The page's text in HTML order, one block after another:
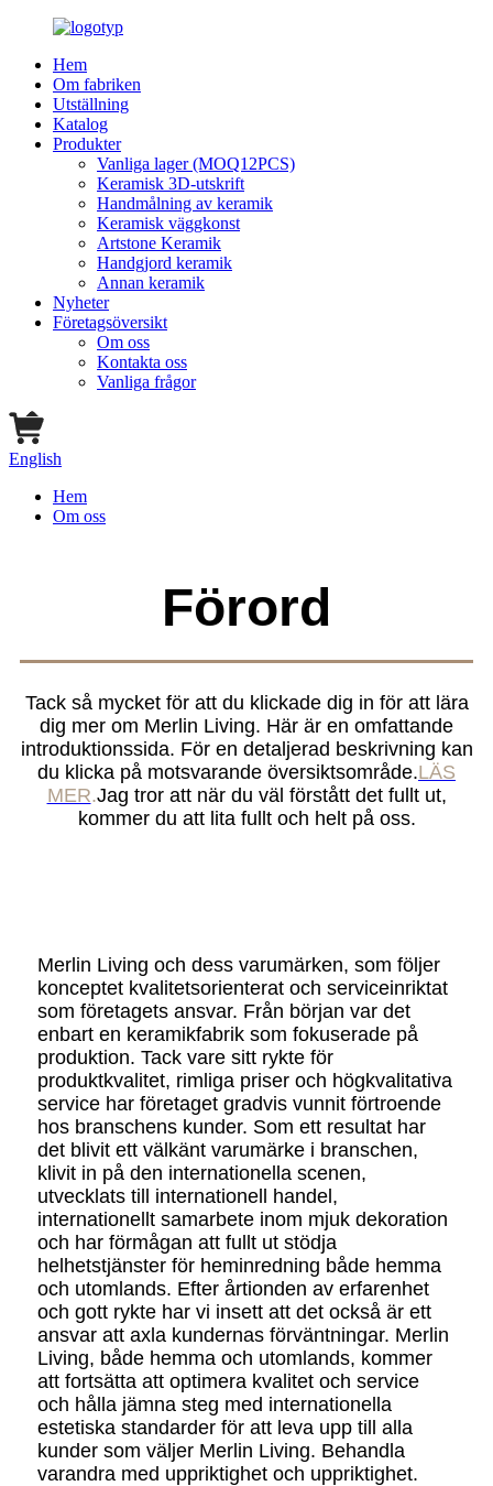
Hem
Om fabriken
Utställning
Katalog
Produkter
Vanliga lager (MOQ12PCS)
Keramisk 3D-utskrift
Handmålning av keramik
Keramisk väggkonst
Artstone Keramik
Handgjord keramik
Annan keramik
Nyheter
Företagsöversikt
Om oss
Kontakta oss
Vanliga frågor
English
Hem
Om oss
Förord
Tack så mycket för att du klickade dig in för att lära
dig mer om Merlin Living. Här är en omfattande
introduktionssida. För en detaljerad beskrivning kan
du klicka på motsvarande översiktsområde.LÄS
MER.Jag tror att när du väl förstått det fullt ut,
kommer du att lita fullt och helt på oss.
Merlin Living och dess varumärken, som följer
konceptet kvalitetsorienterat och serviceinriktat
som företagets ansvar. Från början var det
enbart en keramikfabrik som fokuserade på
produktion. Tack vare sitt rykte för
produktkvalitet, rimliga priser och högkvalitativa
service har företaget gradvis vunnit förtroende
hos branschens kunder. Som ett resultat har
det blivit ett välkänt varumärke i branschen,
klivit in på den internationella scenen,
utvecklats till internationell handel,
internationellt samarbete inom mjuk dekoration
och har förmågan att fullt ut stödja
helhetstjänster för heminredning både hemma
och utomlands. Efter årtionden av erfarenhet
och gott rykte har vi insett att det också är ett
ansvar att axla kundernas förväntningar. Merlin
Living, både hemma och utomlands, kommer
att fortsätta att optimera kvalitet och service
och hålla jämna steg med internationella
estetiska standarder för att leva upp till alla
kunder som väljer Merlin Living. Behandla
varandra med uppriktighet och uppriktighet.